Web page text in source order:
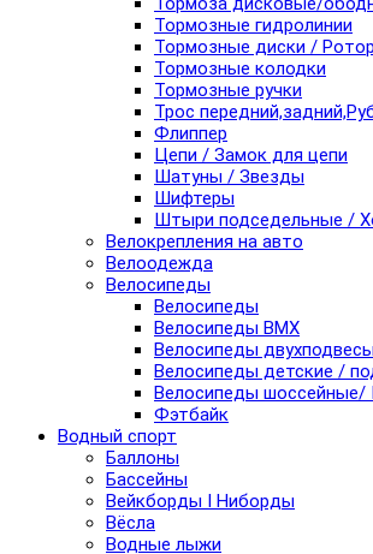
Тормозные гидролинии
Тормозные диски /
Тормозные колодки
Тормозные ручки
Трос
Флиппер
Цепи / Замок для цепи
Шатуны / Звезды
Шифтеры
Штыри подседельные /
Велокрепления на авто
Велоодежда
Велосипеды
Велосипеды
Велосипеды BMX
Велосипеды двухподвесы
Велосипеды детские /
Велосипеды шоссейные/
Фэтбайк
Водный спорт
Баллоны
Бассейны
Вейкборды I Ниборды
Вёсла
Водные лыжи